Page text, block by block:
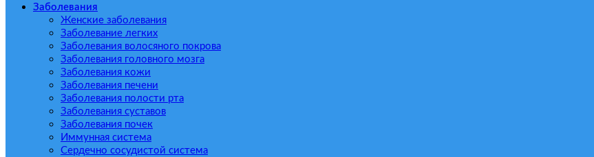
Заболевания
Женские заболевания
Заболевание легких
Заболевания волосяного покрова
Заболевания головного мозга
Заболевания кожи
Заболевания печени
Заболевания полости рта
Заболевания суставов
Заболевания почек
Иммунная система
Сердечно сосудистой система